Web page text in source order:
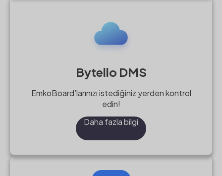
Bytello DMS
EmkoBoard’larınızı istediğiniz yerden kontrol
edin!
Daha fazla bilgi